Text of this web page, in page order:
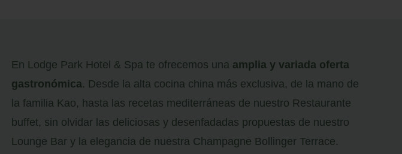
En Lodge Park Hotel & Spa te ofrecemos una amplia y variada oferta
gastronómica. Desde la alta cocina china más exclusiva, de la mano de
la familia Kao, hasta las recetas mediterráneas de nuestro Restaurante
buffet, sin olvidar las deliciosas y desenfadadas propuestas de nuestro
Lounge Bar y la elegancia de nuestra Champagne Bollinger Terrace.